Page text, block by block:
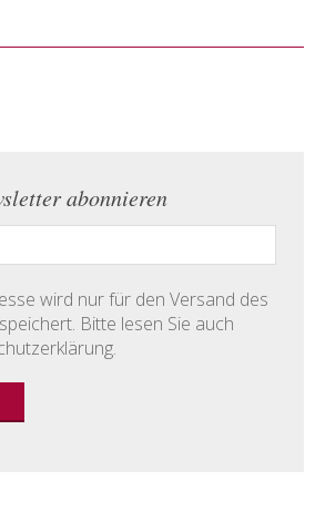
abonnieren
wird nur für den Versand des
Bitte lesen Sie auch